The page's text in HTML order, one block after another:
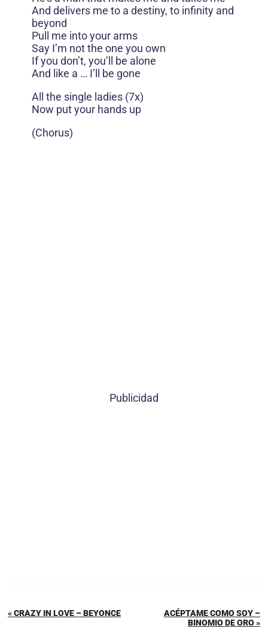
And delivers me to a destiny, to infinity and
beyond
Pull me into your arms
Say I’m not the one you own
If you don’t, you’ll be alone
And like a … I’ll be gone
All the single ladies (7x)
Now put your hands up
(Chorus)
Publicidad
« CRAZY IN LOVE – BEYONCE
ACÉPTAME COMO SOY –
BINOMIO DE ORO »